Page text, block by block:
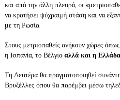
και από την άλλη πλευρά, οι
να κρατήσει ψύχραιμή στάση και να
με τη Ρωσία.
Στους μετριοπαθείς ανήκουν χώρες
η Ισπανία, το Βέλγιο αλλά και η Ελλάδα
Τη Δευτέρα θα πραγματοποιηθεί
Βρυξέλλες όπου θα παρέμβει μέσω